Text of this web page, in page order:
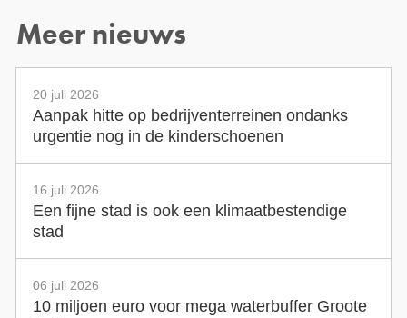
Meer nieuws
20 juli 2026
Aanpak hitte op bedrijventerreinen ondanks
urgentie nog in de kinderschoenen
16 juli 2026
Een fijne stad is ook een klimaatbestendige
stad
06 juli 2026
10 miljoen euro voor mega waterbuffer Groote